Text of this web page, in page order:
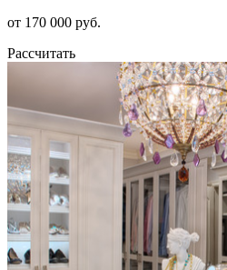
от 170 000 руб.
Рассчитать